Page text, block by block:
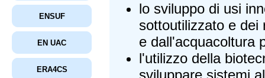
ENSUF
EN UAC
ERA4CS
lo sviluppo di usi
sottoutilizzato e dei
e dall'acquacoltura
l'utilizzo della
sviluppare sistemi